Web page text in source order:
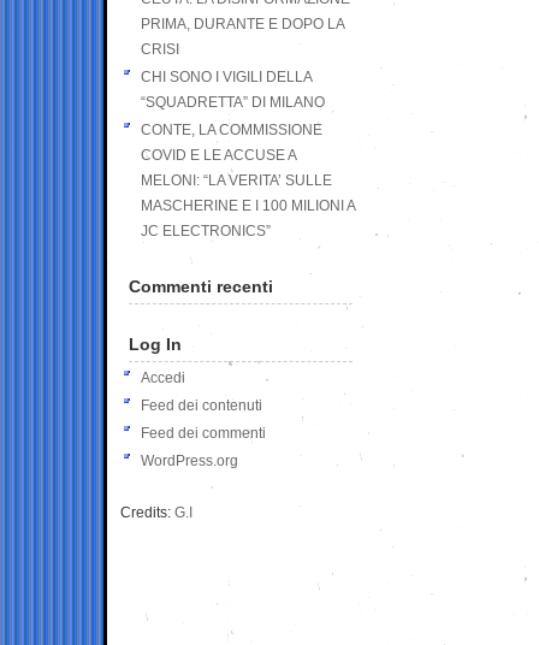
PRIMA, DURANTE E DOPO LA
CRISI
CHI SONO I VIGILI DELLA
“SQUADRETTA” DI MILANO
CONTE, LA COMMISSIONE
COVID E LE ACCUSE A
MELONI: “LA VERITA’ SULLE
MASCHERINE E I 100 MILIONI A
JC ELECTRONICS”
Commenti recenti
Log In
Accedi
Feed dei contenuti
Feed dei commenti
WordPress.org
Credits: G.I